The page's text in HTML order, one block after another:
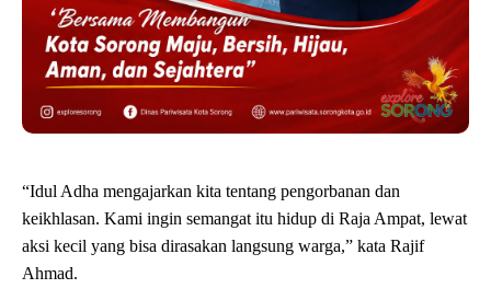
“Idul Adha mengajarkan kita tentang pengorbanan dan
keikhlasan. Kami ingin semangat itu hidup di Raja Ampat, lewat
aksi kecil yang bisa dirasakan langsung warga,” kata Rajif
Ahmad.